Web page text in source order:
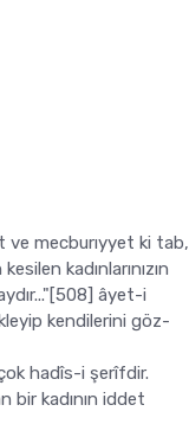
ve mecburıyyet ki tab,
kadınlarınızın
âyet-i
kendilerini göz­
hadîs-i şerîfdir.
bir kadının iddet